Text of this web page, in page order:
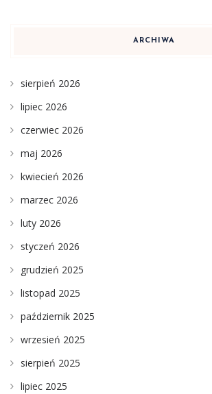
ARCHIWA
sierpień 2026
lipiec 2026
czerwiec 2026
maj 2026
kwiecień 2026
marzec 2026
luty 2026
styczeń 2026
grudzień 2025
listopad 2025
październik 2025
wrzesień 2025
sierpień 2025
lipiec 2025